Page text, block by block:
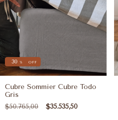
30 % OFF
Cubre Sommier Cubre Todo
Gris
$50.765,00 $35.535,50